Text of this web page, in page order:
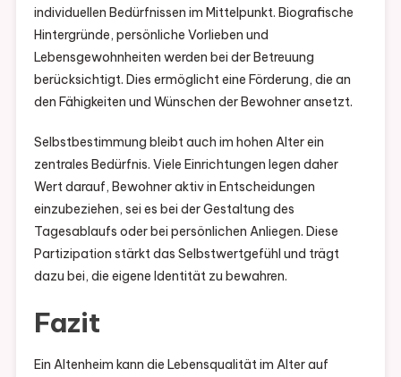
individuellen Bedürfnissen im Mittelpunkt. Biografische
Hintergründe, persönliche Vorlieben und
Lebensgewohnheiten werden bei der Betreuung
berücksichtigt. Dies ermöglicht eine Förderung, die an
den Fähigkeiten und Wünschen der Bewohner ansetzt.
Selbstbestimmung bleibt auch im hohen Alter ein
zentrales Bedürfnis. Viele Einrichtungen legen daher
Wert darauf, Bewohner aktiv in Entscheidungen
einzubeziehen, sei es bei der Gestaltung des
Tagesablaufs oder bei persönlichen Anliegen. Diese
Partizipation stärkt das Selbstwertgefühl und trägt
dazu bei, die eigene Identität zu bewahren.
Fazit
Ein Altenheim kann die Lebensqualität im Alter auf